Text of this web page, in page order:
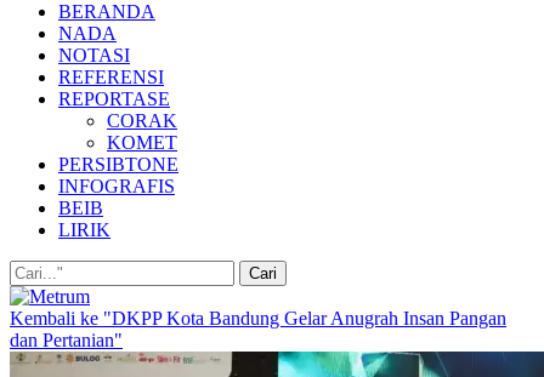
BERANDA
NADA
NOTASI
REFERENSI
REPORTASE
CORAK
KOMET
PERSIBTONE
INFOGRAFIS
BEIB
LIRIK
Kembali ke "DKPP Kota Bandung Gelar Anugrah Insan Pangan
dan Pertanian"